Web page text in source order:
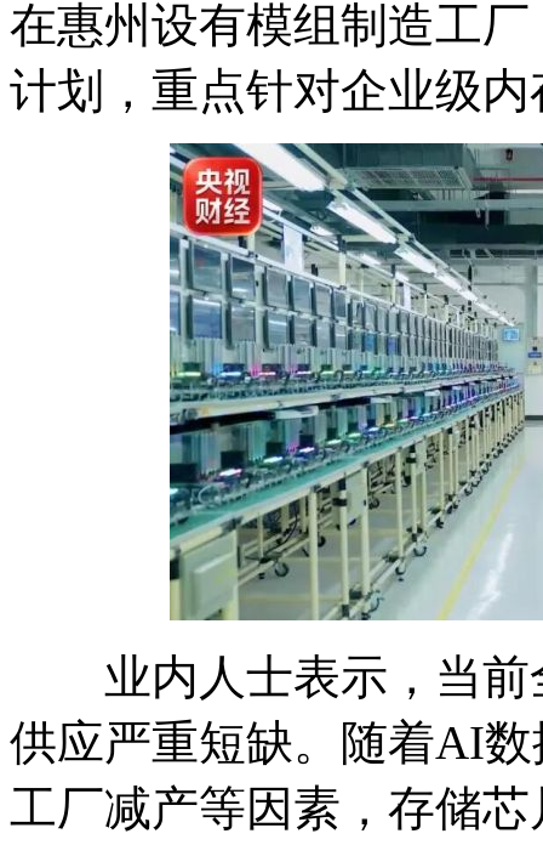
在惠州设有模组制造工
计划，重点针对企业级
业内人士表示，当前
供应严重短缺。随着AI
工厂减产等因素，存储